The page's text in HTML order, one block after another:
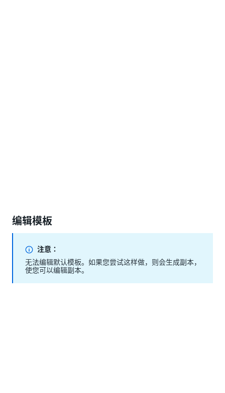
编辑模板
注意：
无法编辑默认模板。如果您尝试这样做，则会生成副本，
使您可以编辑副本。